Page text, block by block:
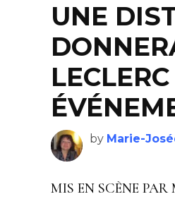
UNE
by Marie-
MIS EN SCÈNE PAR